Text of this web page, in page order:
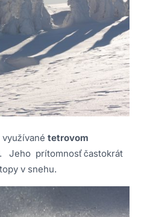
tetrovom
Jeho prítomnosť častokrát
v snehu.